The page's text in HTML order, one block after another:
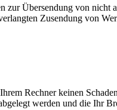
Übersendung von
Zusendung von
Rechner keinen
werden und die Ihr